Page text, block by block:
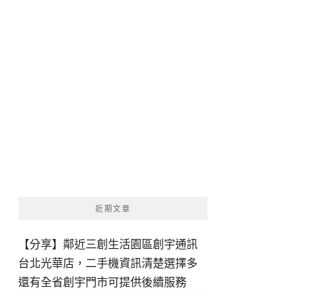
近期文章
【分享】鄰近三創生活園區創宇通訊
台北光華店，二手機資訊清楚選擇多
還有全省創宇門市可提供後續服務